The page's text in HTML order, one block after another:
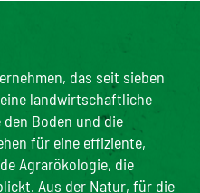
das seit sieben
landwirtschaftliche
Boden und die
für eine effiziente,
Agrarökologie, die
Aus der Natur, für die